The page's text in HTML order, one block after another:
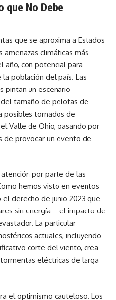
que No Debe
que se aproxima a Estados
amenazas climáticas más
año, con potencial para
población del país. Las
pintan un escenario
tamaño de pelotas de
posibles tornados de
Valle de Ohio, pasando por
de provocar un evento de
por parte de las
hemos visto en eventos
derecho de junio 2023 que
sin energía – el impacto de
La particular
actuales, incluyendo
corte del viento, crea
eléctricas de larga
el optimismo cauteloso. Los